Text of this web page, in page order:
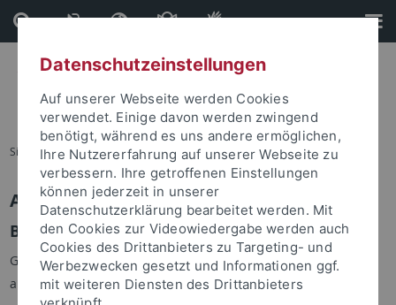
Direkt
zum
Inhalt
Direkt
zur
Fußleiste
Sie sind hier: Startseite
Anmelden
Benutzeranmeldung
Geben Sie Ihren Benutzernamen und Ihr Passwort an um sich
anzumelden:
Datenschutzeinstellungen
Auf unserer Webseite werden Cookies
verwendet. Einige davon werden zwingend
benötigt, während es uns andere ermöglichen,
Ihre Nutzererfahrung auf unserer Webseite zu
verbessern. Ihre getroffenen Einstellungen
können jederzeit in unserer
Datenschutzerklärung bearbeitet werden. Mit
den Cookies zur Videowiedergabe werden auch
Cookies des Drittanbieters zu Targeting- und
Werbezwecken gesetzt und Informationen ggf.
mit weiteren Diensten des Drittanbieters